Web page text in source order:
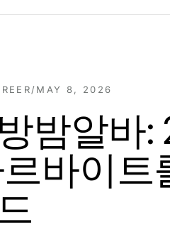
/MAY 8, 2026
밤알바:
바이트